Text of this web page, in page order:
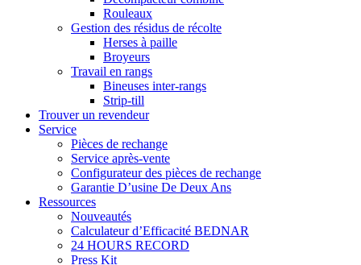
Rouleaux
Gestion des résidus de récolte
Herses à paille
Broyeurs
Travail en rangs
Bineuses inter-rangs
Strip-till
Trouver un revendeur
Service
Pièces de rechange
Service après-vente
Configurateur des pièces de rechange
Garantie D’usine De Deux Ans
Ressources
Nouveautés
Calculateur d’Efficacité BEDNAR
24 HOURS RECORD
Press Kit